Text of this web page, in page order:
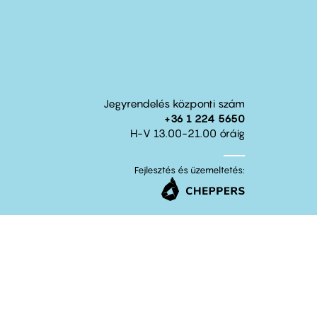
Jegyrendelés központi szám
+36 1 224 5650
H-V 13.00-21.00 óráig
Fejlesztés és üzemeltetés: